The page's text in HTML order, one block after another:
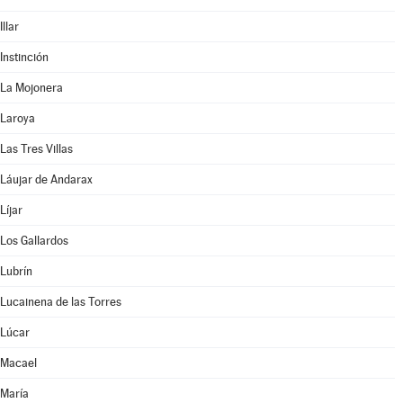
Illar
Instinción
La Mojonera
Laroya
Las Tres Villas
Láujar de Andarax
Líjar
Los Gallardos
Lubrín
Lucainena de las Torres
Lúcar
Macael
María